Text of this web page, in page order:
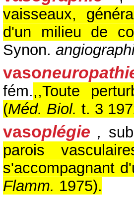
vaisseaux,
d'un milieu de
Synon.
vaso
fém.,,Toute
(Méd. Biol. t. 3
vasoplégie ,
parois
s'accompagnant
Flamm. 1975).